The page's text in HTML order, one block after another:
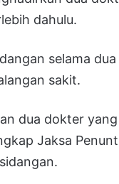
dahulu.
selama
sakit.
dua dokter
Jaksa